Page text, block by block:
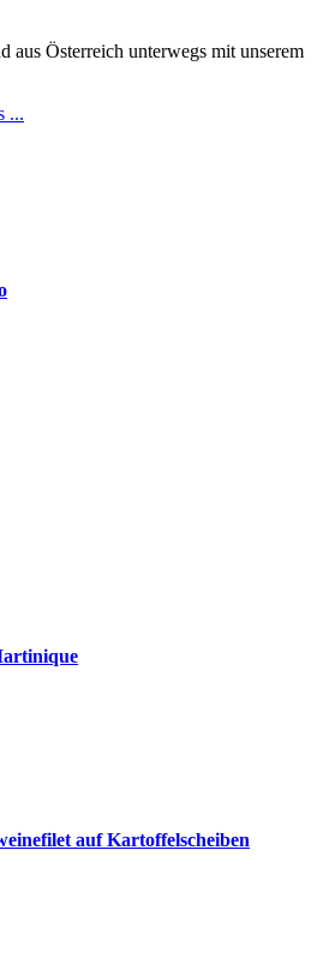
aus Österreich unterwegs mit unserem
...
auf Kartoffelscheiben